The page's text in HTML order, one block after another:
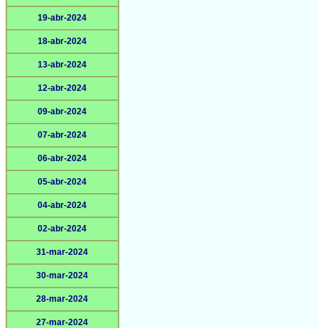
19-abr-2024
18-abr-2024
13-abr-2024
12-abr-2024
09-abr-2024
07-abr-2024
06-abr-2024
05-abr-2024
04-abr-2024
02-abr-2024
31-mar-2024
30-mar-2024
28-mar-2024
27-mar-2024